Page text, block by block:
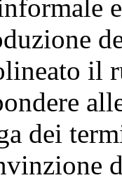
il
dei